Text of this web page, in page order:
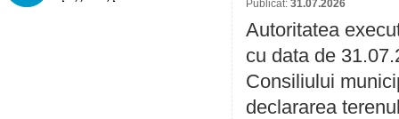
Publicat: 31.07.2026
Autoritatea
cu data de
Consiliului
declararea